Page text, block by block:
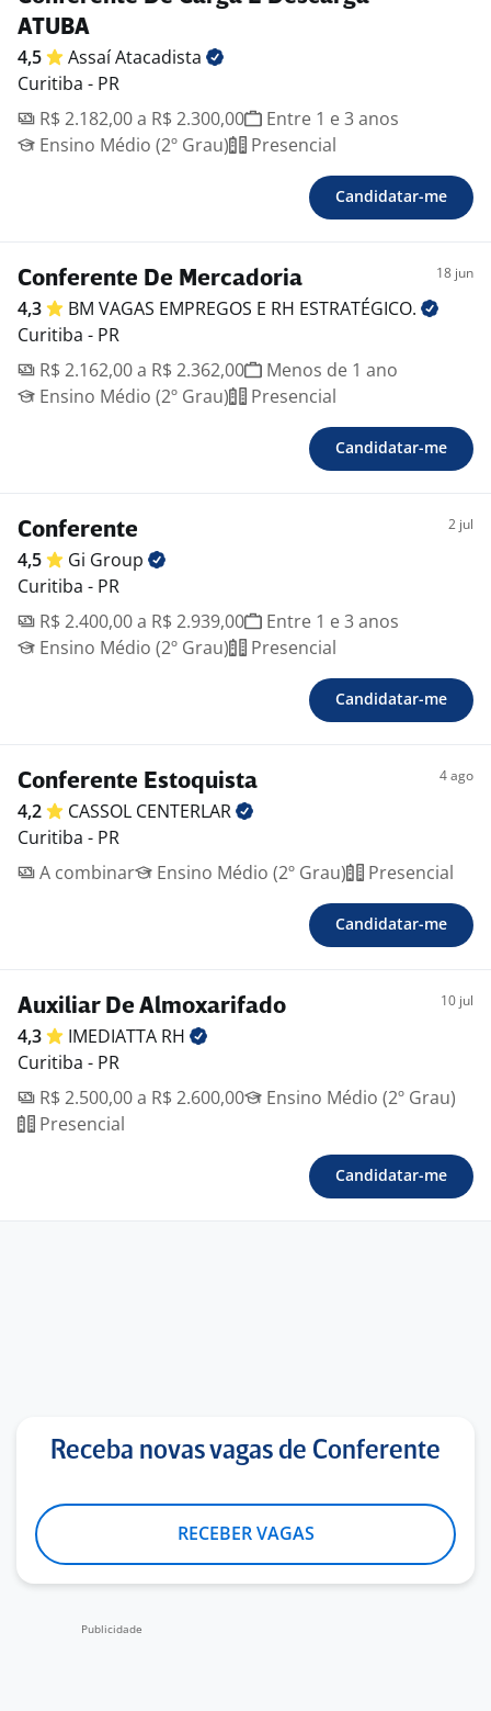
ATUBA
4,5 AssaíAtacadista
Curitiba - PR
R$ 2.182,00 a R$ 2.300,00
Entre 1 e 3 anos
Ensino Médio (2º Grau)
Presencial
Candidatar-me
Conferente De Mercadoria 18 jun
4,3 BM VAGAS EMPREGOS E RH ESTRATÉGICO.
Curitiba - PR
R$ 2.162,00 a R$ 2.362,00
Menos de 1 ano
Ensino Médio (2º Grau)
Presencial
Candidatar-me
Conferente 2 jul
4,5 Gi Group
Curitiba - PR
R$ 2.400,00 a R$ 2.939,00
Entre 1 e 3 anos
Ensino Médio (2º Grau)
Presencial
Candidatar-me
Conferente Estoquista 4 ago
4,2 CASSOL CENTERLAR
Curitiba - PR
A combinar
Ensino Médio (2º Grau) Presencial
Candidatar-me
Auxiliar De Almoxarifado 10 jul
4,3 IMEDIATTA RH
Curitiba - PR
R$ 2.500,00 a R$ 2.600,00
Ensino Médio (2º Grau)
Presencial
Candidatar-me
Receba novas vagas de Conferente
RECEBER VAGAS